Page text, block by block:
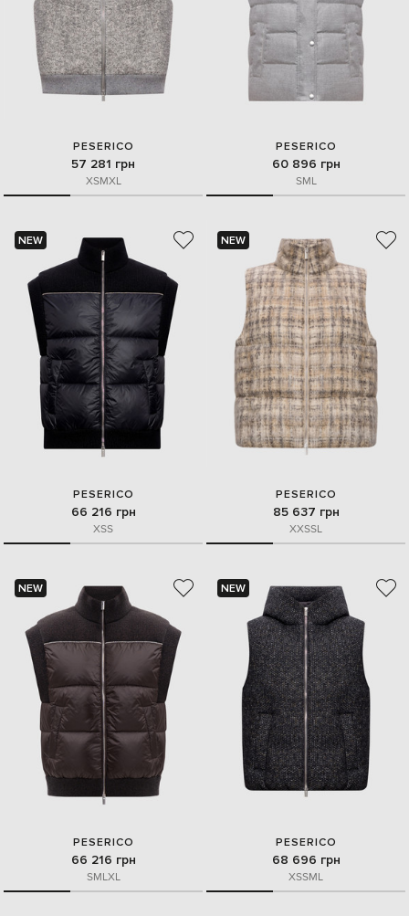
PESERICO
57 281 грн
XSMXL
PESERICO
60 896 грн
SML
NEW
PESERICO
66 216 грн
XSS
NEW
PESERICO
85 637 грн
XXSSL
NEW
PESERICO
66 216 грн
SMLXL
NEW
PESERICO
68 696 грн
XSSML